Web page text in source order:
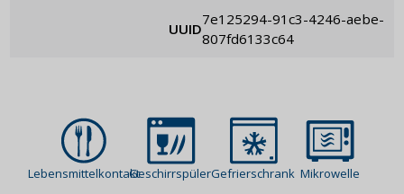
UUID
7e125294-91c3-4246-aebe-
807fd6133c64
LebensmittelkontaktGeschirrspülerGefrierschrank Mikrowelle